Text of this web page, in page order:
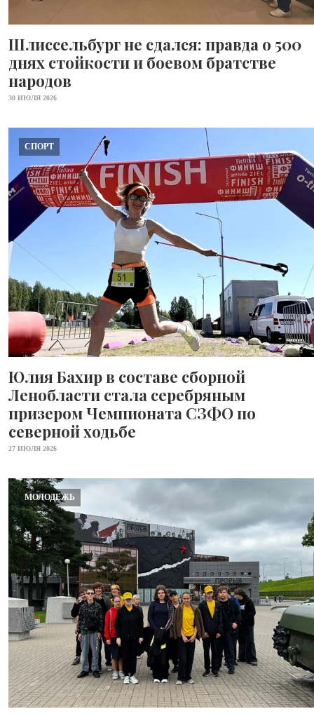
Шлиссельбург не сдался: правда о 500
днях стойкости и боевом братстве
народов
30 ИЮЛЯ 2026
СПОРТ
Юлия Бахир в составе сборной
Ленобласти стала серебряным
призером Чемпионата СЗФО по
северной ходьбе
27 ИЮЛЯ 2026
МОЛОДЕЖЬ